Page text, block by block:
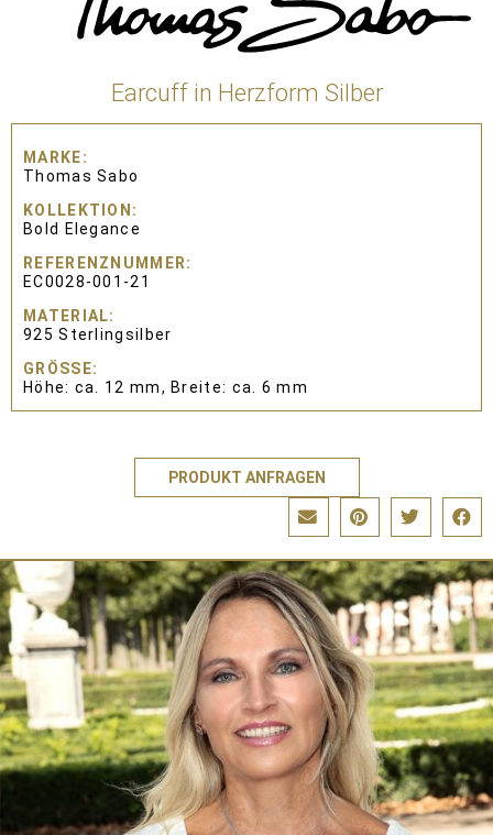
Earcuff in Herzform Silber
MARKE
Thomas Sabo
KOLLEKTION
Bold Elegance
REFERENZNUMMER
EC0028-001-21
MATERIAL
925 Sterlingsilber
GRÖSSE
Höhe: ca. 12 mm, Breite: ca. 6 mm
PRODUKT ANFRAGEN